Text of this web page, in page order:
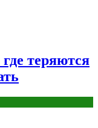
теряются